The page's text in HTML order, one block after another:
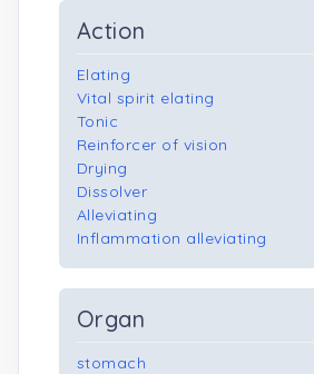
Action
Elating
Vital spirit elating
Tonic
Reinforcer of vision
Drying
Dissolver
Alleviating
Inflammation alleviating
Organ
stomach